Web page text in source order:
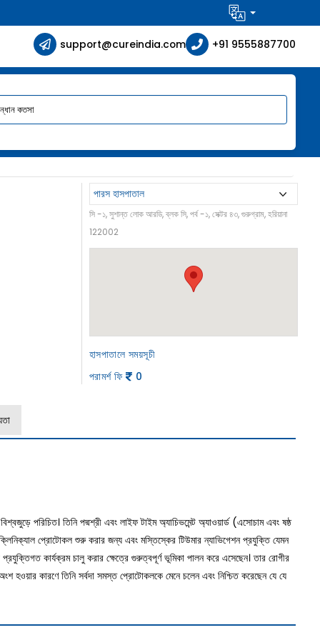
support@cureindia.com +91 9555887700
সি -১, সুশান্ত লোক আরডি, ব্লক সি, পর্ব -১, সেক্টর ৪৩, গুরুগ্রাম, হরিয়ানা
122002
হাসপাতালে সময়সূচী
পরামর্শ ফি
0
পরিচিত। তিনি পদ্মশ্রী এবং লাইফ টাইম অ্যাচিভমেন্ট অ্যাওয়ার্ড (এসোচাম এবং ষষ্ঠ
প্রোটোকল শুরু করার জন্য এবং মস্তিস্কের টিউমার ন্যাভিগেশন প্রযুক্তি যেমন
প্রযুক্তিগত কার্যক্রম চালু করার ক্ষেত্রে গুরুত্বপূর্ণ ভূমিকা পালন করে এসেছেন। তার রোগীর
হওয়ার কারণে তিনি সর্বদা সমস্ত প্রোটোকলকে মেনে চলেন এবং নিশ্চিত করেছেন যে যে